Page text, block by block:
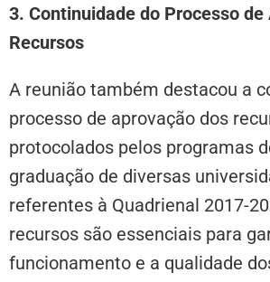
3. Continuidade do Processo de
Recursos
A reunião também destacou a
processo de aprovação dos
protocolados pelos programas
graduação de diversas
referentes à Quadrienal 2017-
recursos são essenciais para
funcionamento e a qualidade